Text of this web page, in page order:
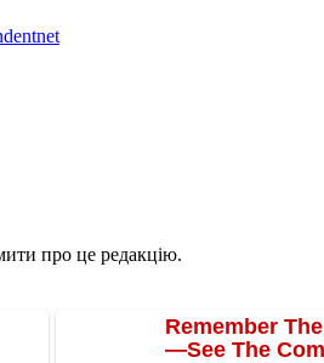
про це редакцію.